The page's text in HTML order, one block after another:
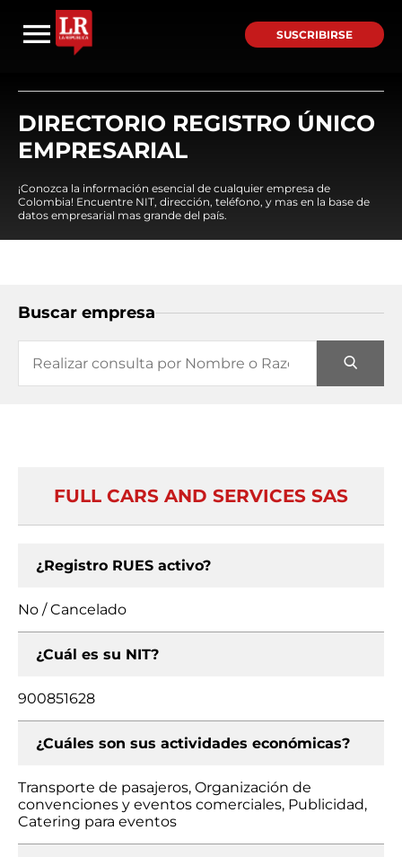
SUSCRIBIRSE
DIRECTORIO REGISTRO ÚNICO
EMPRESARIAL
¡Conozca la información esencial de cualquier empresa de
Colombia! Encuentre NIT, dirección, teléfono, y mas en la base de
datos empresarial mas grande del país.
Buscar empresa
FULL CARS AND SERVICES SAS
¿Registro RUES activo?
No / Cancelado
¿Cuál es su NIT?
900851628
¿Cuáles son sus actividades económicas?
Transporte de pasajeros, Organización de
convenciones y eventos comerciales, Publicidad,
Catering para eventos